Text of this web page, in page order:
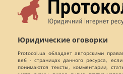
Юридические оговорки
Protocol.ua обладает авторскими
веб - страницах данного ресурса,
понимаются тексты, комментарии,